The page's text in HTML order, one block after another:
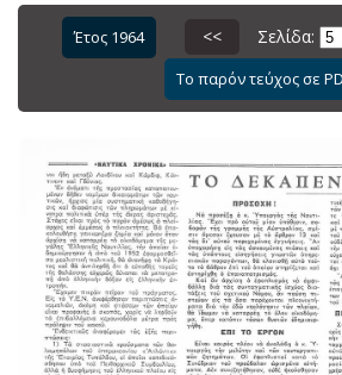
Έτος 1964 << Σελίδα:
Το παρόν τεύχος σε